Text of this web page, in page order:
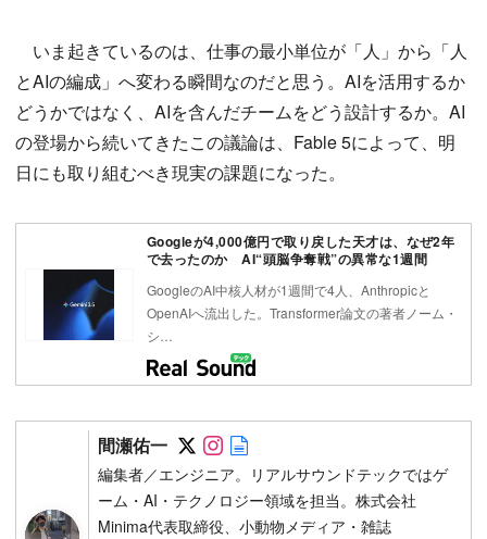
いま起きているのは、仕事の最小単位が「人」から「人
とAIの編成」へ変わる瞬間なのだと思う。AIを活用するか
どうかではなく、AIを含んだチームをどう設計するか。AI
の登場から続いてきたこの議論は、Fable 5によって、明
日にも取り組むべき現実の課題になった。
Googleが4,000億円で取り戻した天才は、なぜ2年
で去ったのか AI“頭脳争奪戦”の異常な1週間
GoogleのAI中核人材が1週間で4人、Anthropicと
OpenAIへ流出した。Transformer論文の著者ノーム・
シ…
間瀬佑一 Follow on SNS
Follow on SNS
編集者／エンジニア。リアルサウンドテックではゲ
ーム・AI・テクノロジー領域を担当。株式会社
Minima代表取締役、小動物メディア・雑誌